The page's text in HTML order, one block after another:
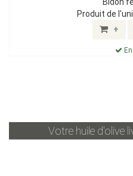
Produit de
+
Votre huile d'olive